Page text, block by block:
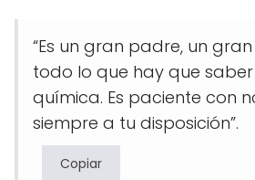
“Es un gran padre, un
todo lo que hay que
química. Es paciente con
siempre a tu disposición”.
Copiar